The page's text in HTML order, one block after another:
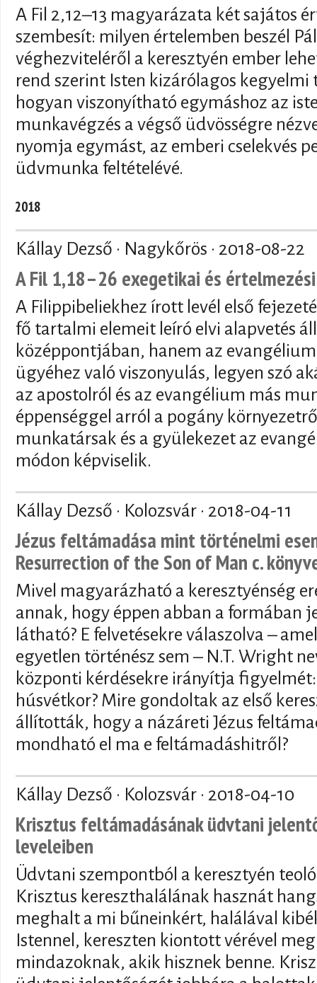
A Fil 2,12–13 magyarázata két sajátos
szembesít: milyen értelemben beszél
véghezviteléről a keresztyén ember
rend szerint Isten kizárólagos
hogyan viszonyítható egymáshoz az
munkavégzés a végső üdvösségre
nyomja egymást, az emberi cselekvés
üdvmunka feltételévé.
2018
Kállay Dezső · Nagykőrös · 2018-08-22
A Fil 1,18–26 exegetikai és
A Filippibeliekhez írott levél első
fő tartalmi elemeit leíró elvi alapvetés
középpontjában, hanem az
ügyéhez való viszonyulás, legyen szó
az apostolról és az evangélium más
éppenséggel arról a pogány
munkatársak és a gyülekezet az
módon képviselik.
Kállay Dezső · Kolozsvár · 2018-04-11
Jézus feltámadása mint történelmi
Resurrection of the Son of Man c.
Mivel magyarázható a keresztyénség
annak, hogy éppen abban a formában
látható? E felvetésekre válaszolva –
egyetlen történész sem – N.T. Wright
központi kérdésekre irányítja
húsvétkor? Mire gondoltak az első
állították, hogy a názáreti Jézus
mondható el ma e feltámadáshitről?
Kállay Dezső · Kolozsvár · 2018-04-10
Krisztus feltámadásának üdvtani
leveleiben
Üdvtani szempontból a keresztyén
Krisztus kereszthalálának hasznát
meghalt a mi bűneinkért, halálával
Istennel, kereszten kiontott vérével
mindazoknak, akik hisznek benne.